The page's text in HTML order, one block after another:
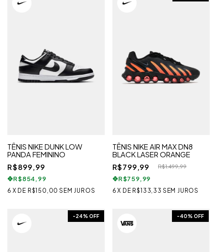
TÊNIS NIKE DUNK LOW
PANDA FEMININO
R$899,99
R$854,99
6 X DE R$150,00 SEM JUROS
TÊNIS NIKE AIR MAX DN8
BLACK LASER ORANGE
R$799,99
R$1.499,99
R$759,99
6 X DE R$133,33 SEM JUROS
-24% OFF -40% OFF